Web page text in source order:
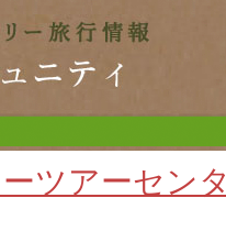
ツアーセン